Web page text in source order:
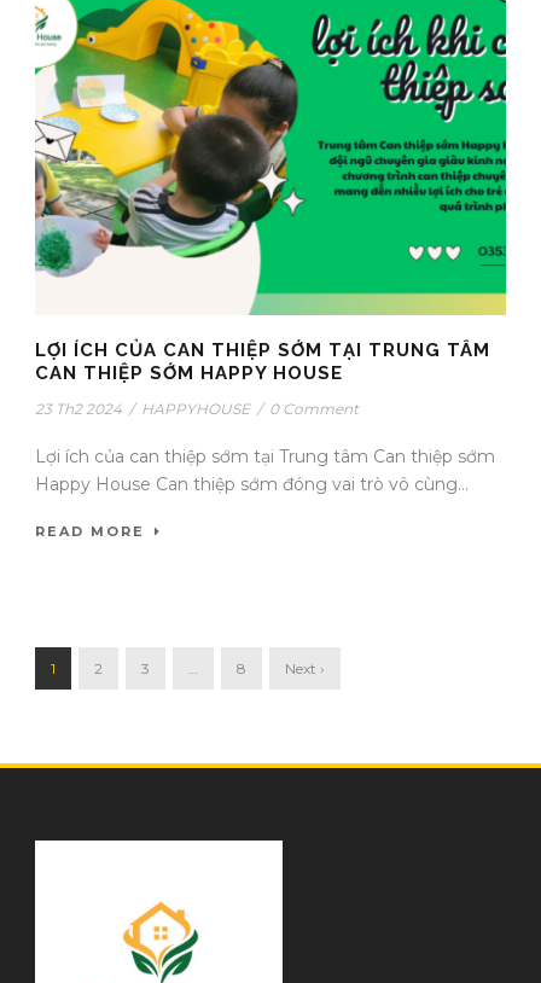
LỢI ÍCH CỦA CAN THIỆP SỚM TẠI TRUNG TÂM
CAN THIỆP SỚM HAPPY HOUSE
23 Th2 2024 / HAPPYHOUSE / 0 Comment
Lợi ích của can thiệp sớm tại Trung tâm Can thiệp sớm
Happy House Can thiệp sớm đóng vai trò vô cùng...
READ MORE
1 2 3 8 Next ›